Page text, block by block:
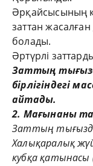
Әрқайсысының
заттан
болады.
Әртүрлі
Заттың
бірлігіндегі
айтады.
2. Мағынаны
Заттың
Халықаралық
кубқа қатынасы